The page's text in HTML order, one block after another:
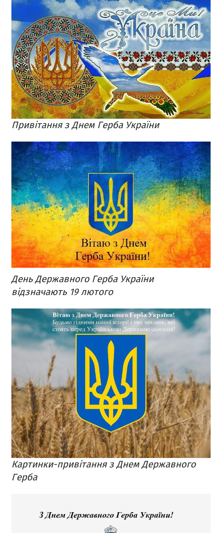
Привітання з Днем Герба України
День Державного Герба України
відзначають 19 лютого
Картинки-привітання з Днем Державного
Герба